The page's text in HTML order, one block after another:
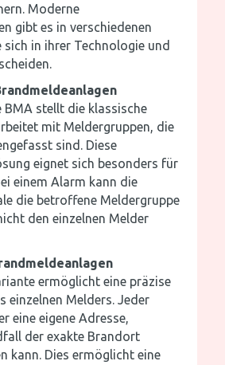
Moderne
gibt es in verschiedenen
in ihrer Technologie und
BMA stellt die klassische
mit Meldergruppen, die
sind. Diese
eignet sich besonders für
einem Alarm kann die
die betroffene Meldergruppe
den einzelnen Melder
ermöglicht eine präzise
einzelnen Melders. Jeder
eine eigene Adresse,
der exakte Brandort
kann. Dies ermöglicht eine